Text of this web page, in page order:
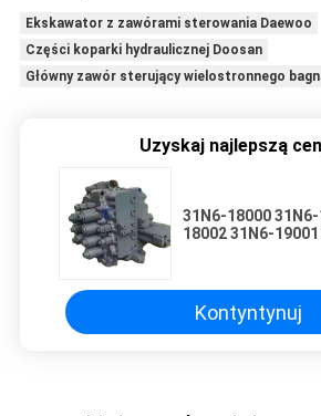
Ekskawator z zawórami sterowania Daewoo
Części koparki hydraulicznej Doosan
Główny zawór sterujący wielostronnego
Uzyskaj najlepszą
31N6-18000
18002 31N6-
R200 R215-5
Kontyntynuj